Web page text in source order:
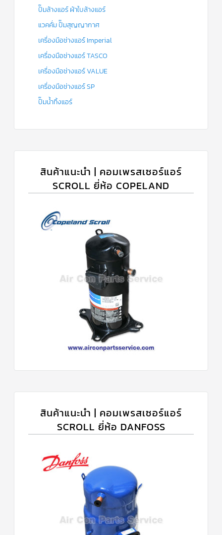
ปั๊มล้างแอร์ ผ้าใบล้างแอร์
แวคคั่ม ปั๊มสุญญากาศ
เครื่องมือช่างแอร์ Imperial
เครื่องมือช่างแอร์ TASCO
เครื่องมือช่างแอร์ VALUE
เครื่องมือช่างแอร์ SP
ปั๊มน้ำทิ้งแอร์
สินค้าแนะนำ | คอมเพรสเซอร์แอร์
SCROLL ยี่ห้อ COPELAND
สินค้าแนะนำ | คอมเพรสเซอร์แอร์
SCROLL ยี่ห้อ DANFOSS